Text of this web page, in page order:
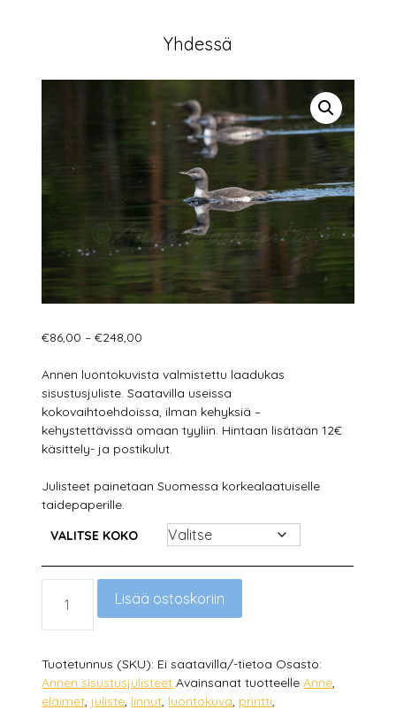
Yhdessä
€86,00 – €248,00
-
€248,00
Annen luontokuvista valmistettu laadukas
sisustusjuliste. Saatavilla useissa
kokovaihtoehdoissa, ilman kehyksiä –
kehystettävissä omaan tyyliin. Hintaan lisätään 12€
käsittely- ja postikulut.
Julisteet painetaan Suomessa korkealaatuiselle
taidepaperille.
VALITSE KOKO
MÄÄRÄ
Lisää ostoskoriin
Tuotetunnus (SKU): Ei saatavilla/-tietoa Osasto:
Annen sisustusjulisteet Avainsanat tuotteelleAnne,
eläimet, juliste, linnut, luontokuva, printti,